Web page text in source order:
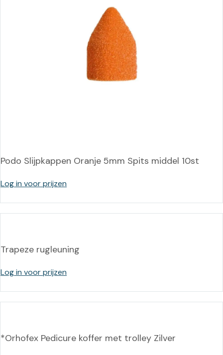
Podo Slijpkappen Oranje 5mm Spits middel 10st
Log in voor prijzen
Trapeze rugleuning
Log in voor prijzen
*Orhofex Pedicure koffer met trolley Zilver